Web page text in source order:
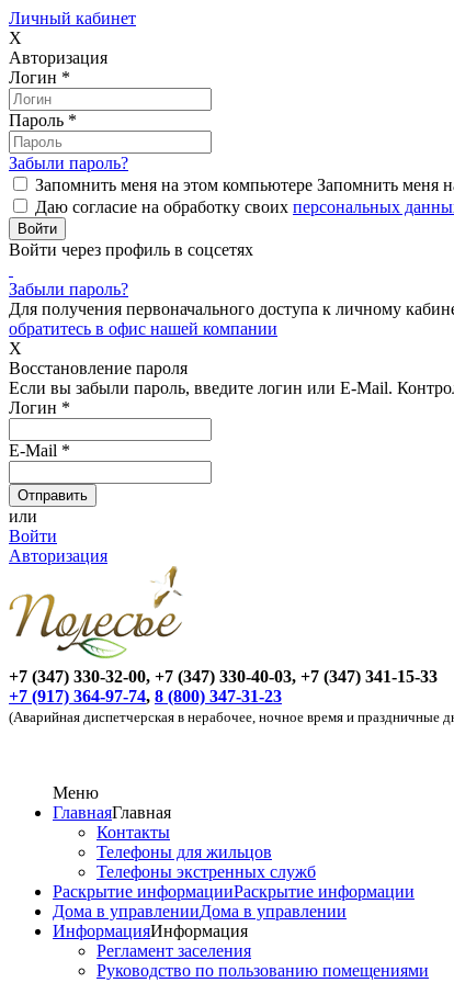
Личный кабинет
X
Авторизация
Логин *
Пароль *
Забыли пароль?
Запомнить меня на этом компьютере Запомнить меня
Даю согласие на обработку своих персональных
Войти через профиль в соцсетях
Забыли пароль?
Для получения первоначального доступа к личному
обратитесь в офис нашей компании
X
Восстановление пароля
Если вы забыли пароль, введите логин или E-Mail.
Логин *
E-Mail *
или
Войти
Авторизация
+7 (347) 330-32-00, +7 (347) 330-40-03, +7 (347) 341-15-33
+7 (917) 364-97-74, 8 (800) 347-31-23
(Аварийная диспетчерская в нерабочее, ночное время и праздничные
Меню
ГлавнаяГлавная
Контакты
Телефоны для жильцов
Телефоны экстренных служб
Раскрытие информацииРаскрытие информации
Дома в управленииДома в управлении
ИнформацияИнформация
Регламент заселения
Руководство по пользованию помещениями